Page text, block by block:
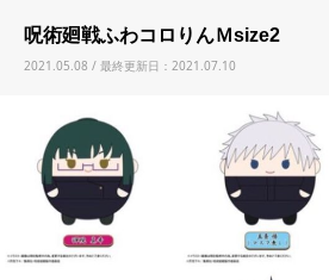
呪術廻戦ふわコロりんＭsize2
2021.05.08 / 最終更新日：2021.07.10